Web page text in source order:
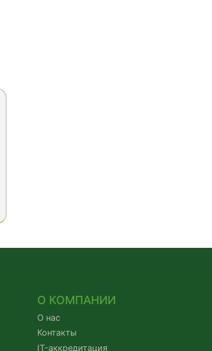
О КОМПАНИИ
О нас
Контакты
IT-аккредитация